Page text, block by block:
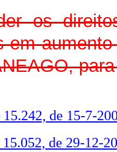
os
em
15.242, de 15-7-
15.052, de 29-12-